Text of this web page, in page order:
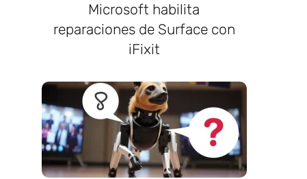
Microsoft habilita
reparaciones de Surface con
iFixit